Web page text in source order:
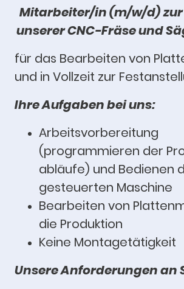
Mitarbeiter/in (m/w/d)
unserer CNC-Fräse und
für das Bearbeiten von
und in Vollzeit zur
Ihre Aufgaben bei uns:
Arbeitsvorbereitung
(programmieren der
abläufe) und Bedienen
gesteuerten Maschine
Bearbeiten von
die Produktion
Keine Montagetätigkeit
Unsere Anforderungen an